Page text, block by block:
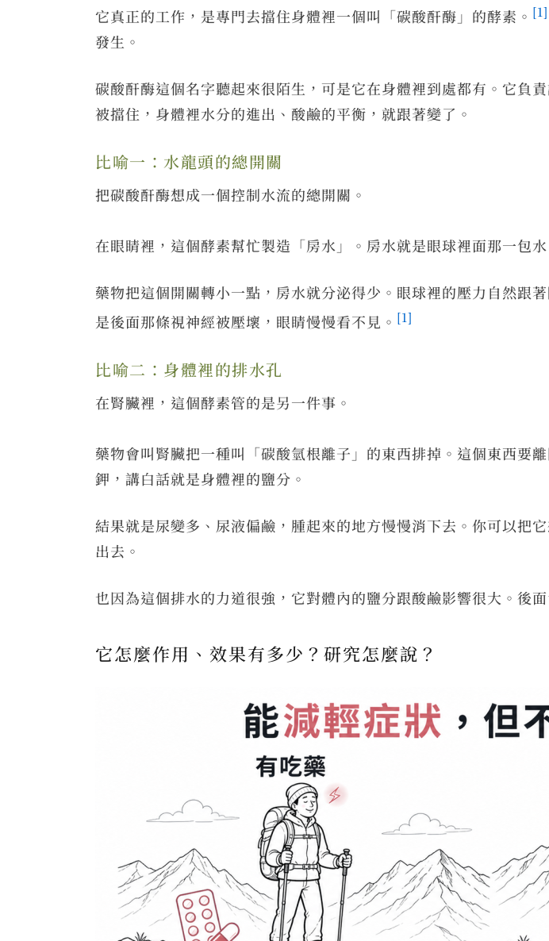
它真正的工作，是專門去擋住身體裡一個叫「碳酸酐酶」的酵素。 [1]
發生。
碳酸酐酶這個名字聽起來很陌生，可是它在身體裡到處都有。它負
被擋住，身體裡水分的進出、酸鹼的平衡，就跟著變了。
比喻一：水龍頭的總開關
把碳酸酐酶想成一個控制水流的總開關。
在眼睛裡，這個酵素幫忙製造「房水」。房水就是眼球裡面那一包
藥物把這個開關轉小一點，房水就分泌得少。眼球裡的壓力自然跟
是後面那條視神經被壓壞，眼睛慢慢看不見。 [1]
比喻二：身體裡的排水孔
在腎臟裡，這個酵素管的是另一件事。
藥物會叫腎臟把一種叫「碳酸氫根離子」的東西排掉。這個東西要
鉀，講白話就是身體裡的鹽分。
結果就是尿變多、尿液偏鹼，腫起來的地方慢慢消下去。你可以把
出去。
也因為這個排水的力道很強，它對體內的鹽分跟酸鹼影響很大。後
它怎麼作用、效果有多少？研究怎麼說？